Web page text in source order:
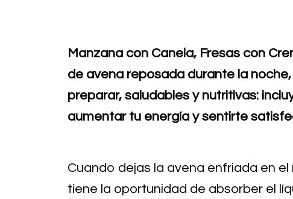
Manzana con Canela, Fresas con
de avena reposada durante la
preparar, saludables y nutritivas:
aumentar tu energía y sentirte
Cuando dejas la avena enfriada en
tiene la oportunidad de absorber el